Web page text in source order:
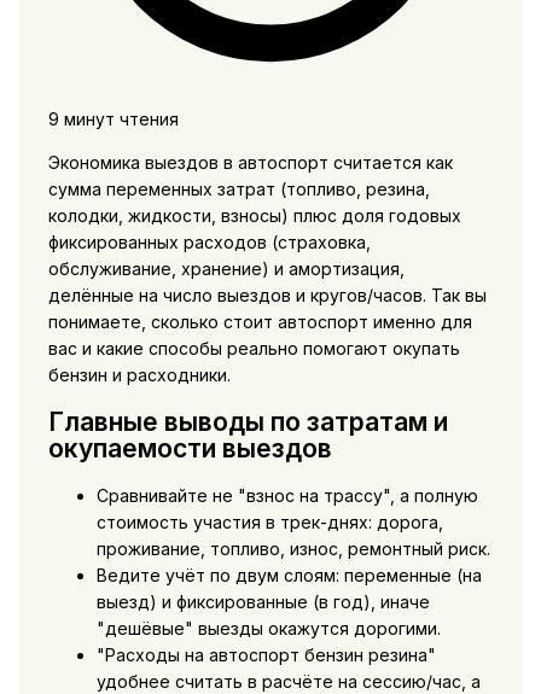
9 минут чтения
Экономика выездов в автоспорт считается как
сумма переменных затрат (топливо, резина,
колодки, жидкости, взносы) плюс доля годовых
фиксированных расходов (страховка,
обслуживание, хранение) и амортизация,
делённые на число выездов и кругов/часов. Так вы
понимаете, сколько стоит автоспорт именно для
вас и какие способы реально помогают окупать
бензин и расходники.
Главные выводы по затратам и
окупаемости выездов
Сравнивайте не "взнос на трассу", а полную
стоимость участия в трек-днях: дорога,
проживание, топливо, износ, ремонтный риск.
Ведите учёт по двум слоям: переменные (на
выезд) и фиксированные (в год), иначе
"дешёвые" выезды окажутся дорогими.
"Расходы на автоспорт бензин резина"
удобнее считать в расчёте на сессию/час, а